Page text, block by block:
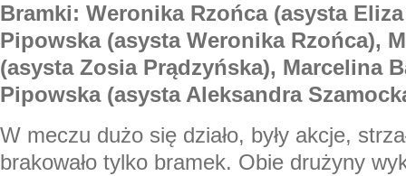
Bramki: Weronika Rzońca (asysta
Pipowska (asysta Weronika Rzońca),
(asysta Zosia Prądzyńska), Marcelina
Pipowska (asysta Aleksandra
W meczu dużo się działo, były akcje,
brakowało tylko bramek. Obie drużyny